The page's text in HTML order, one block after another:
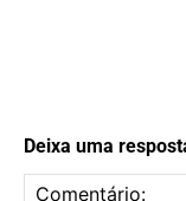
Deixa uma